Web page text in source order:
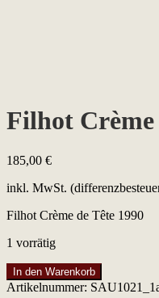
Filhot Crème
185,00 €
inkl. MwSt.
Filhot Crème de Tête 1990
1 vorrätig
Filhot
Crème
In den Warenkorb
Artikelnummer: